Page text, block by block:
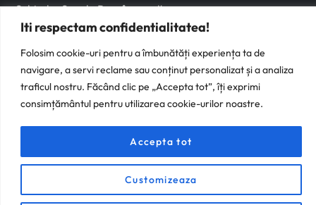
Iti respectam confidentialitatea!
Folosim cookie-uri pentru a îmbunătăți experiența ta de
navigare, a servi reclame sau conținut personalizat și a analiza
traficul nostru. Făcând clic pe „Accepta tot”, îți exprimi
consimțământul pentru utilizarea cookie-urilor noastre.
Customizeaza
Accepta tot
Schimbe Școala Românească
Urmareste-ma pe
Facebook